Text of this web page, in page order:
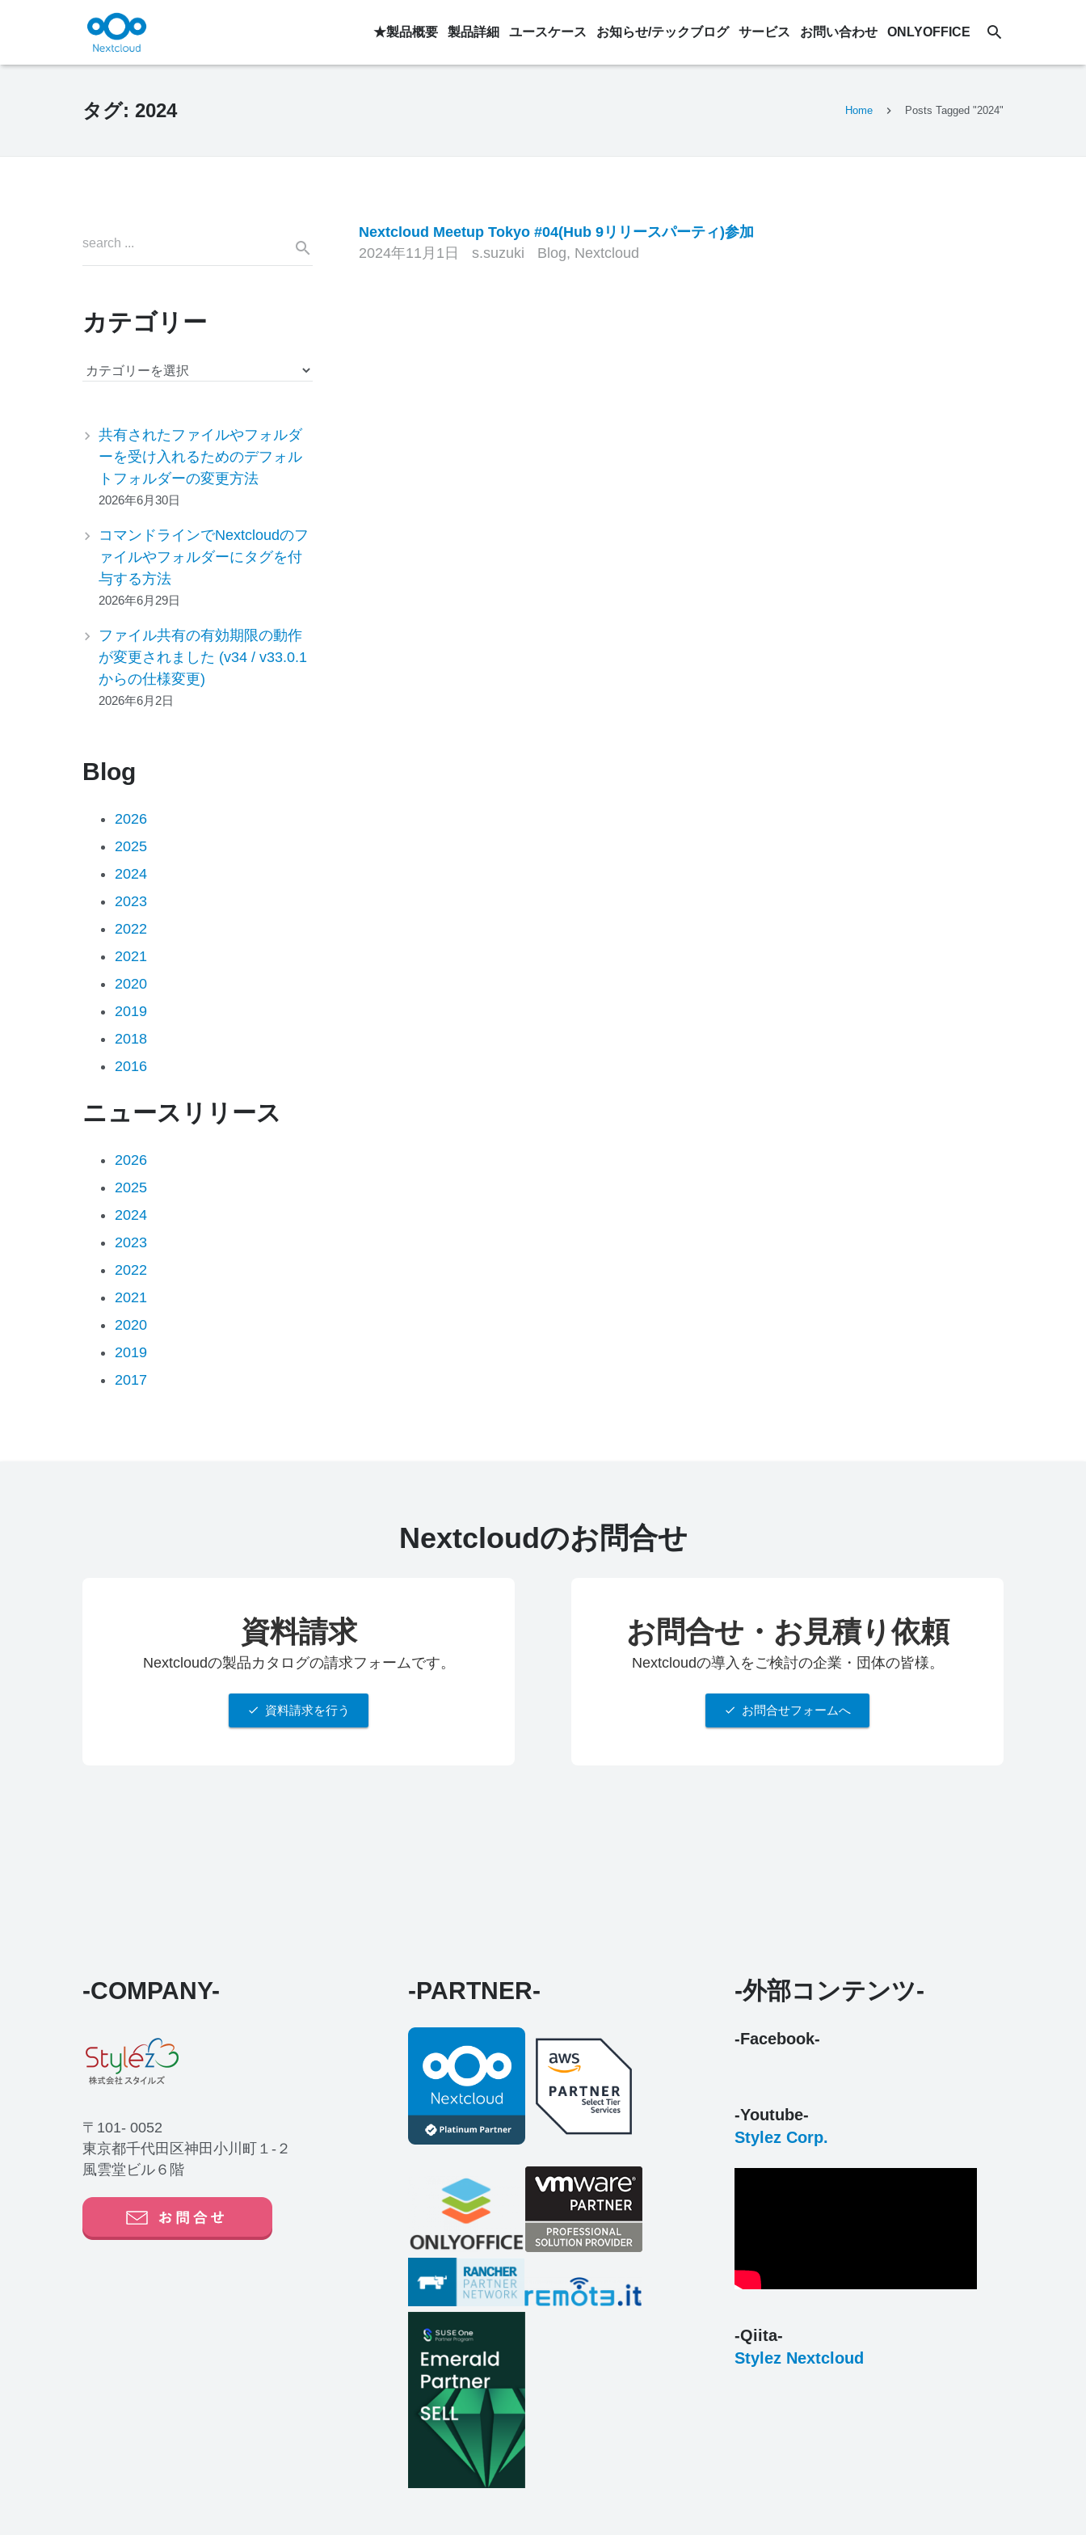
★製品概要 製品詳細 ユースケース お知らせ/テックブログ サービス お問い合わせ ONLYOFFICE
タグ: 2024 Home Posts Tagged "2024"
Nextcloud Meetup Tokyo #04(Hub 9リリースパーティ)参加
2024年11月1日
s.suzuki Blog, Nextcloud
カテゴリー
カ
リ 共有されたファイルやフォルダ
ーを受け入れるためのデフォル
トフォルダーの変更方法
2026年6月30日
コマンドラインでNextcloudのフ
ァイルやフォルダーにタグを付
与する方法
2026年6月29日
ファイル共有の有効期限の動作
が変更されました (v34 / v33.0.1
からの仕様変更)
2026年6月2日
Blog
2026
2025
2024
2023
2022
2021
2020
2019
2018
2016
ニュースリリース
2026
2025
2024
2023
2022
2021
2020
2019
2017
Nextcloudのお問合せ
資料請求
Nextcloudの製品カタログの請求フォームです。
資料請求を行う
お問合せ・お見積り依頼
Nextcloudの導入をご検討の企業・団体の皆様。
お問合せフォームへ
-COMPANY-
〒101- 0052
東京都千代田区神田小川町１-２
風雲堂ビル６階
-PARTNER- -外部コンテンツ-
-Facebook-
-Youtube-
Stylez Corp.
-Qiita-
Stylez Nextcloud